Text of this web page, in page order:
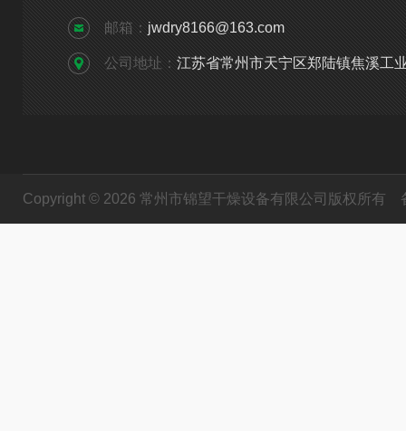
邮箱： jwdry8166@163.com
公司地址： 江苏省常州市天宁区郑陆镇焦溪工
Copyright © 2026 常州市锦望干燥设备有限公司版权所有